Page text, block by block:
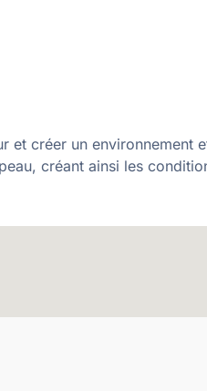
et créer un environnement
créant ainsi les